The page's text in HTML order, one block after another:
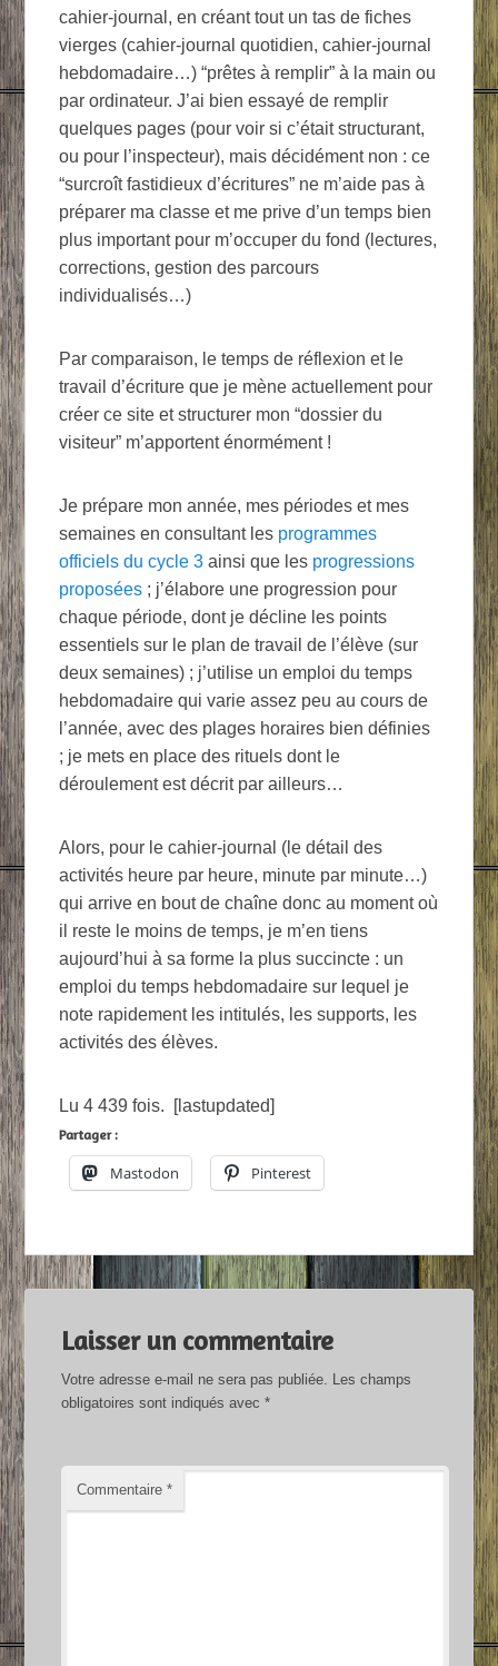
cahier-journal, en créant tout un tas de fiches
vierges (cahier-journal quotidien, cahier-journal
hebdomadaire…) “prêtes à remplir” à la main ou
par ordinateur. J’ai bien essayé de remplir
quelques pages (pour voir si c’était structurant,
ou pour l’inspecteur), mais décidément non : ce
“surcroît fastidieux d’écritures” ne m’aide pas à
préparer ma classe et me prive d’un temps bien
plus important pour m’occuper du fond (lectures,
corrections, gestion des parcours
individualisés…)
Par comparaison, le temps de réflexion et le
travail d’écriture que je mène actuellement pour
créer ce site et structurer mon “dossier du
visiteur” m’apportent énormément !
Je prépare mon année, mes périodes et mes
semaines en consultant les programmes
officiels du cycle 3 ainsi que les progressions
proposées ; j’élabore une progression pour
chaque période, dont je décline les points
essentiels sur le plan de travail de l’élève (sur
deux semaines) ; j’utilise un emploi du temps
hebdomadaire qui varie assez peu au cours de
l’année, avec des plages horaires bien définies
; je mets en place des rituels dont le
déroulement est décrit par ailleurs…
Alors, pour le cahier-journal (le détail des
activités heure par heure, minute par minute…)
qui arrive en bout de chaîne donc au moment où
il reste le moins de temps, je m’en tiens
aujourd’hui à sa forme la plus succincte : un
emploi du temps hebdomadaire sur lequel je
note rapidement les intitulés, les supports, les
activités des élèves.
Lu 4 439 fois. [lastupdated]
Partager :
Mastodon Pinterest
Laisser un commentaire
Votre adresse e-mail ne sera pas publiée.
Les champs
obligatoires sont indiqués avec*
Commentaire*